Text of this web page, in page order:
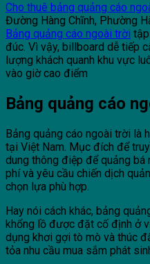
Cho thuê bảng quảng cáo
Đường Hàng Chĩnh, Phường
Bảng quảng cáo ngoài trời
đúc. Vì vậy, billboard dễ tiếp
lượng khách quanh khu vực
vào giờ cao điểm
Bảng quảng cáo
Bảng quảng cáo ngoài trời là
tại Việt Nam. Mục đích để
dung thông điệp để quảng bá
phí và yêu cầu chiến dịch
chọn lựa phù hợp.
Hay nói cách khác, bảng
khổng lồ được đặt cố định ở
dụng khơi gợi tò mò và thúc
tỏa nhu cầu mua sắm phát